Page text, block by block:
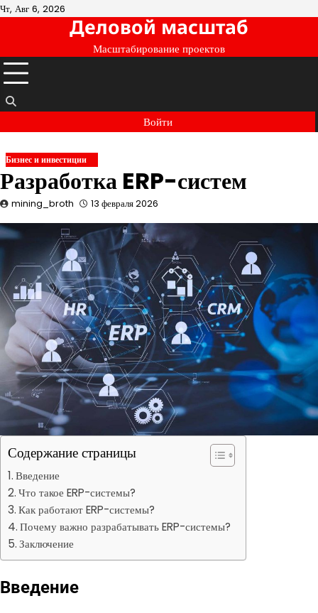
Перейти
Чт, Авг 6, 2026
Деловой масштаб
Масштабирование проектов
Войти
Бизнес и инвестиции
Разработка ERP-систем
mining_broth 13 февраля 2026
Содержание страницы
Введение
Что такое ERP-системы?
Как работают ERP-системы?
Почему важно разрабатывать ERP-системы?
Заключение
Введение